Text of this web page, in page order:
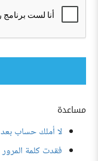
مساعدة
لا أملك حساب بعد
فقدت كلمة المرور